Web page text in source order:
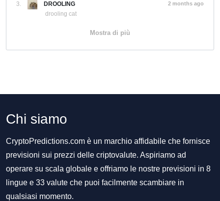
3.
DROOLING
drooling cat
2 months ago
Mostra di più
Chi siamo
CryptoPredictions.com è un marchio affidabile che fornisce
previsioni sui prezzi delle criptovalute. Aspiriamo ad
operare su scala globale e offriamo le nostre previsioni in 8
lingue e 33 valute che puoi facilmente scambiare in
qualsiasi momento.